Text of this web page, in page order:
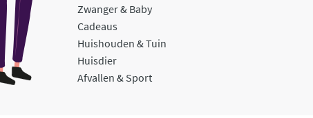
Zwanger & Baby
Cadeaus
Huishouden & Tuin
Huisdier
Afvallen & Sport